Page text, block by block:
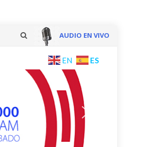
AUDIO EN VIVO
content
EN ES